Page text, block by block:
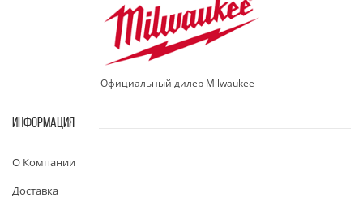
Официальный дилер Milwaukee
ИНФОРМАЦИЯ
О Компании
Доставка